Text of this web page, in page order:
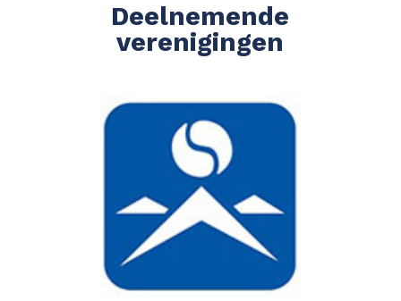
Deelnemende
verenigingen